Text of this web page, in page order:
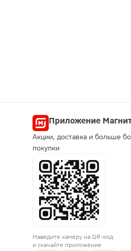
Приложение
Акции, доставка и больше
покупки
Наведите камеру на QR-код
и скачайте приложение